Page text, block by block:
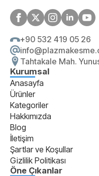
+90 532 419 05 26
Tahtakale Mah.
Kurumsal
Anasayfa
Ürünler
Kategoriler
Hakkımızda
Blog
İletişim
Şartlar ve Koşullar
Gizlilik Politikası
Öne Çıkanlar